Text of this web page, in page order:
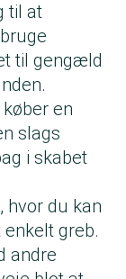
til at
til gengæld
en
slags
i skabet
hvor du kan
greb.
andre